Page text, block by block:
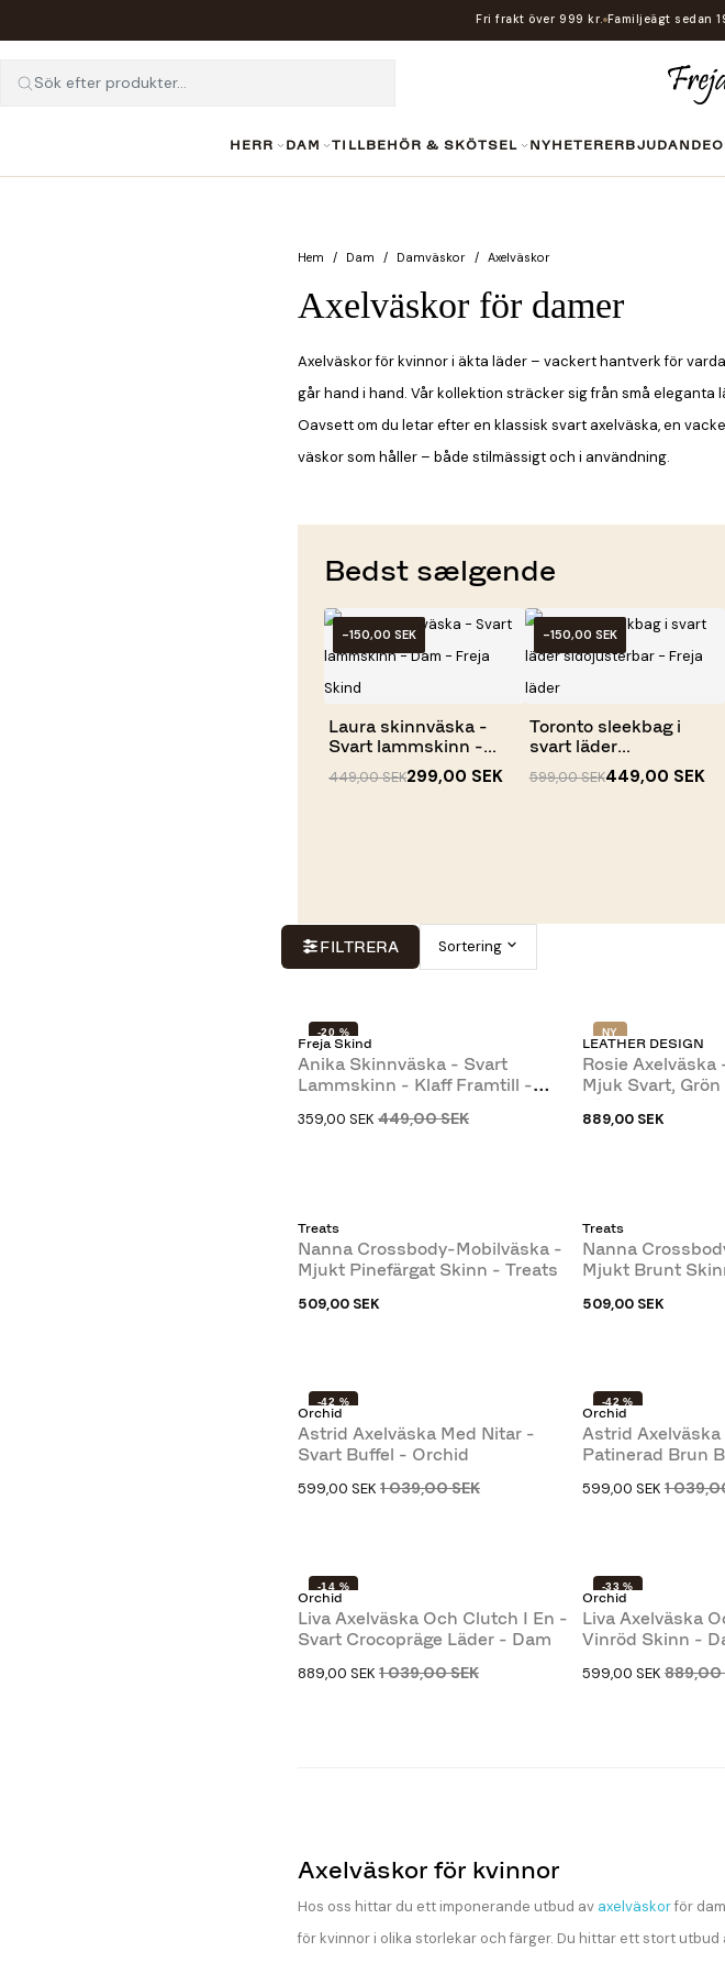
Fri frakt över 999 kr. Familjeägt sedan
Sök efter produkter...
HERR DAM TILLBEHÖR & SKÖTSEL NYHETER ERBJUDANDE
Hem Dam Damväskor Axelväskor
Axelväskor för damer
Axelväskor för kvinnor i äkta läder – vackert hantverk för
går hand i hand. Vår kollektion sträcker sig från små
Oavsett om du letar efter en klassisk svart axelväska, en
väskor som håller – både stilmässigt och i användning.
Bedst sælgende
-150,00 SEK
Laura skinnväska -
Svart lammskinn -
449,00 SEK299,00 SEK
-150,00 SEK
Toronto sleekbag i
svart läder
sidojusterbar -...
599,00 SEK449,00 SEK
FILTRERA Sortering
Freja Skind
Anika Skinnväska - Svart
Lammskinn - Klaff Framtill -
359,00 SEK 449,00 SEK
-20 %
NY
LEATHER DESIGN
Rosie Axelväska
Mjuk Svart,
889,00 SEK
NY
Treats
Nanna Crossbody-Mobilväska -
Mjukt Pinefärgat Skinn - Treats
509,00 SEK
Treats
Nanna
Mjukt Brunt
509,00 SEK
Orchid
Astrid Axelväska Med Nitar -
Svart Buffel - Orchid
599,00 SEK 1 039,00 SEK
-42 %
Orchid
Astrid
Patinerad Brun
599,00 SEK 1
-42 %
Orchid
Liva Axelväska Och Clutch I En -
Svart Crocopräge Läder - Dam
889,00 SEK 1 039,00 SEK
-14 %
Orchid
Liva Axelväska
Vinröd Skinn -
599,00 SEK 889,00
-33 %
Axelväskor för kvinnor
Hos oss hittar du ett imponerande utbud av axelväskorför
för kvinnor i olika storlekar och färger. Du hittar ett stort